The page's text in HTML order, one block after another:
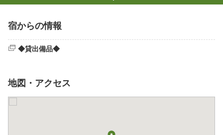
宿からの情報
◆貸出備品◆
地図・アクセス